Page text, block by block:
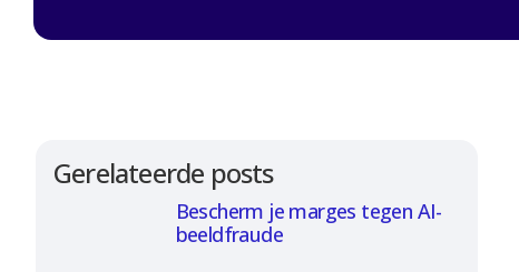
Gerelateerde posts
Bescherm je marges tegen AI-
beeldfraude